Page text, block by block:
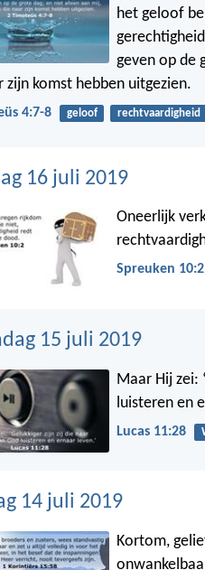
het geloof
geven op de
zijn komst hebben uitgezien.
4:7-8 geloof rechtvaardigheid
16 juli 2019
Oneerlijk
Spreuken 10:2
15 juli 2019
Maar Hij zei:
luisteren en
Lucas 11:28
14 juli 2019
Kortom,